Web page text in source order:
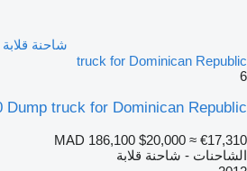
truck for Dominican Republic
6
Dump truck for Dominican Republic
MAD 186,100 $20,000 ≈ €17,310
الشاحنات - شاحنة قلابة